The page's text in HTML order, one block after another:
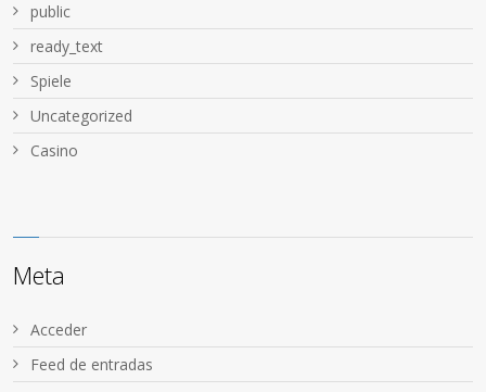
public
ready_text
Spiele
Uncategorized
Сasino
Meta
Acceder
Feed de entradas